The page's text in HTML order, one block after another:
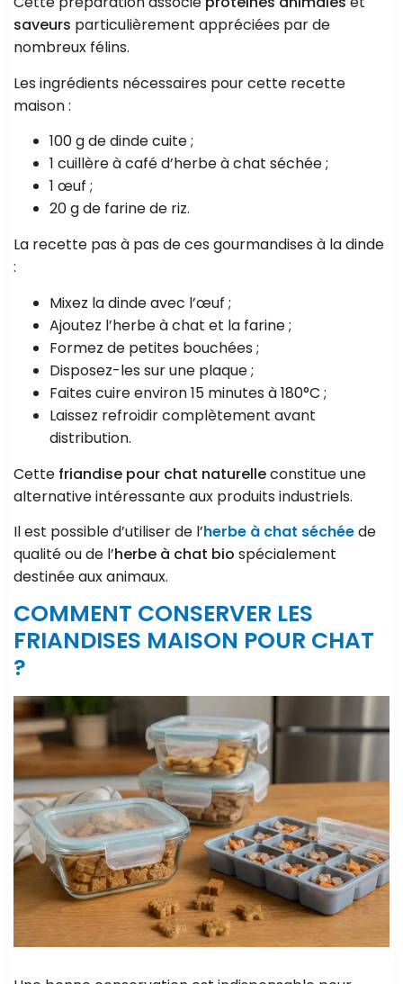
saveurs particulièrement appréciées par de
nombreux félins.
Les ingrédients nécessaires pour cette recette
maison :
100 g de dinde cuite ;
1 cuillère à café d’herbe à chat séchée ;
1 œuf ;
20 g de farine de riz.
La recette pas à pas de ces gourmandises à la dinde
:
Mixez la dinde avec l’œuf ;
Ajoutez l’herbe à chat et la farine ;
Formez de petites bouchées ;
Disposez-les sur une plaque ;
Faites cuire environ 15 minutes à 180°C ;
Laissez refroidir complètement avant
distribution.
Cette friandise pour chat naturelleconstitue une
alternative intéressante aux produits industriels.
Il est possible d’utiliser de l’herbe à chat séchéede
qualité ou de l’herbe à chat bio spécialement
destinée aux animaux.
COMMENT CONSERVER LES
FRIANDISES MAISON POUR CHAT
?